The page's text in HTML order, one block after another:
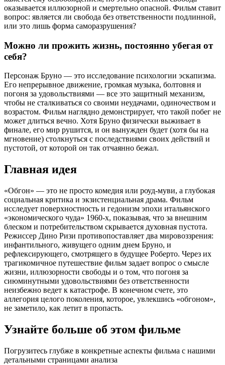
оказывается иллюзорной и смертельно опасной. Фильм ставит
вопрос: является ли свобода без ответственности подлинной,
или это лишь форма саморазрушения?
Можно ли прожить жизнь, постоянно убегая от
себя?
Персонаж Бруно — это исследование психологии эскапизма.
Его непрерывное движение, громкая музыка, болтовня и
погоня за удовольствиями — все это защитный механизм,
чтобы не сталкиваться со своими неудачами, одиночеством и
возрастом. Фильм наглядно демонстрирует, что такой побег не
может длиться вечно. Хотя Бруно физически выживает в
финале, его мир рушится, и он вынужден будет (хотя бы на
мгновение) столкнуться с последствиями своих действий и
пустотой, от которой он так отчаянно бежал.
Главная идея
«Обгон» — это не просто комедия или роуд-муви, а глубокая
социальная критика и экзистенциальная драма. Фильм
исследует поверхностность и гедонизм эпохи итальянского
«экономического чуда» 1960-х, показывая, что за внешним
блеском и потребительством скрывается духовная пустота.
Режиссер Дино Ризи противопоставляет два мировоззрения:
инфантильного, живущего одним днем Бруно, и
рефлексирующего, смотрящего в будущее Роберто. Через их
трагикомичное путешествие фильм задает вопрос о смысле
жизни, иллюзорности свободы и о том, что погоня за
сиюминутными удовольствиями без ответственности
неизбежно ведет к катастрофе. В конечном счете, это
аллегория целого поколения, которое, увлекшись «обгоном»,
не заметило, как летит в пропасть.
Узнайте больше об этом фильме
Погрузитесь глубже в конкретные аспекты фильма с нашими
детальными страницами анализа